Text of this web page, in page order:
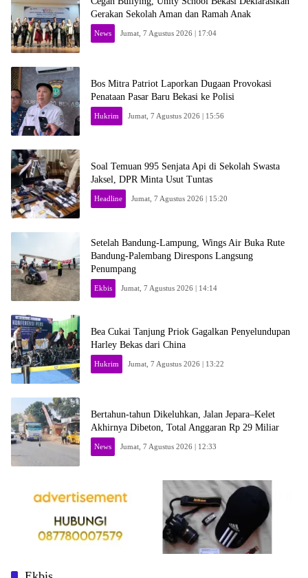
Gerakan Sekolah Aman dan Ramah Anak
News Jumat, 7 Agustus 2026 | 17:04
Bos Mitra Patriot Laporkan Dugaan Provokasi
Penataan Pasar Baru Bekasi ke Polisi
Hukrim Jumat, 7 Agustus 2026 | 15:56
Soal Temuan 995 Senjata Api di Sekolah Swasta
Jaksel, DPR Minta Usut Tuntas
Headline Jumat, 7 Agustus 2026 | 15:20
Setelah Bandung-Lampung, Wings Air Buka Rute
Bandung-Palembang Direspons Langsung
Penumpang
Ekbis Jumat, 7 Agustus 2026 | 14:14
Bea Cukai Tanjung Priok Gagalkan Penyelundupan
Harley Bekas dari China
Hukrim Jumat, 7 Agustus 2026 | 13:22
Bertahun-tahun Dikeluhkan, Jalan Jepara–Kelet
Akhirnya Dibeton, Total Anggaran Rp 29 Miliar
News Jumat, 7 Agustus 2026 | 12:33